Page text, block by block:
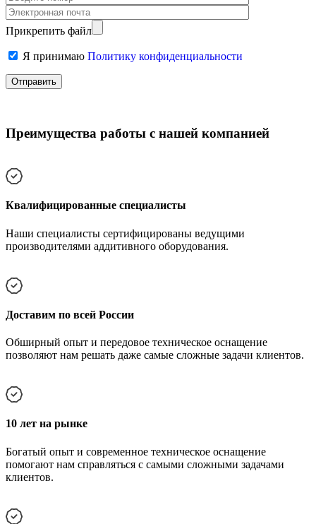
Прикрепить файл
Я принимаю Политику конфиденциальности
Преимущества работы с нашей компанией
Квалифицированные специалисты
Наши специалисты сертифицированы ведущими
производителями аддитивного оборудования.
Доставим по всей России
Обширный опыт и передовое техническое оснащение
позволяют нам решать даже самые сложные задачи клиентов.
10 лет на рынке
Богатый опыт и современное техническое оснащение
помогают нам справляться с самыми сложными задачами
клиентов.